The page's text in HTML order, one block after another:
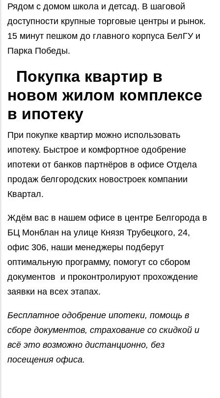
Рядом с домом школа и детсад. В шаговой
доступности крупные торговые центры и рынок.
15 минут пешком до главного корпуса БелГУ и
Парка Победы.
Покупка квартир в
новом жилом комплексе
в ипотеку
При покупке квартир можно использовать
ипотеку. Быстрое и комфортное одобрение
ипотеки от банков партнёров в офисе Отдела
продаж белгородских новостроек компании
Квартал.
Ждём вас в нашем офисе в центре Белгорода в
БЦ Монблан на улице Князя Трубецкого, 24,
офис 306, наши менеджеры подберут
оптимальную программу, помогут со сбором
документов и проконтролируют прохождение
заявки на всех этапах.
Бесплатное одобрение ипотеки, помощь в
сборе документов, страхование со скидкой и
всё это возможно дистанционно, без
посещения офиса.